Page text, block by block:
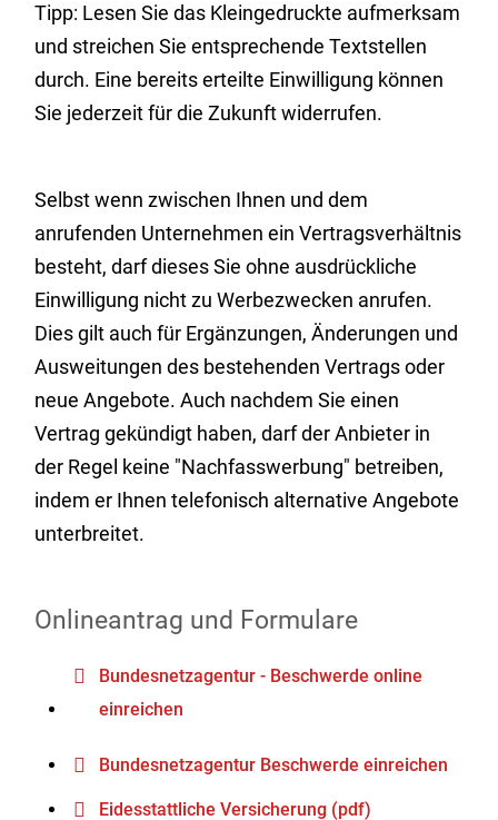
Tipp: Lesen Sie das Kleingedruckte aufmerksam
und streichen Sie entsprechende Textstellen
durch. Eine bereitserteilte Einwilligung können
Sie jederzeit für die Zukunft widerrufen.
Selbst wenn zwischen Ihnen und dem
anrufenden Unternehmen ein Vertragsverhältnis
besteht, darf dieses Sie ohne ausdrückliche
Einwilligung nicht zu Werbezwecken anrufen.
Dies gilt auch für Ergänzungen, Änderungen und
Ausweitungen des bestehenden Vertrags oder
neue Angebote.Auch nachdem Sie einen
Vertrag gekündigt haben, darf der Anbieter in
der Regel keine "Nachfasswerbung" betreiben,
indem er Ihnen telefonisch alternative Angebote
unterbreitet.
Onlineantrag und Formulare
Bundesnetzagentur - Beschwerde online
einreichen
Bundesnetzagentur Beschwerde einreichen
Eidesstattliche Versicherung (pdf)